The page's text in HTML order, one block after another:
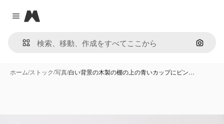
Close menu
Magnific
画像で
ホーム/ストック/写真/白い背景の木製の棚の上の青いカップにピン…